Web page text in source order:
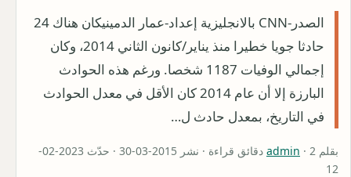
الصدر-CNN بالانجليزية إعداد-عمار الدمينيكان هناك 24
حادثا جويا خطيرا منذ يناير/كانون الثاني 2014، وكان
إجمالي الوفيات 1187 شخصا. ورغم هذه الحوادث
البارزة إلا أن عام 2014 كان الأقل في معدل الحوادث
في التاريخ، بمعدل حادث ل…
بقلم admin
· 2 دقائق قراءة · نشر 2015-03-30 · حدّث 2023-02-
12